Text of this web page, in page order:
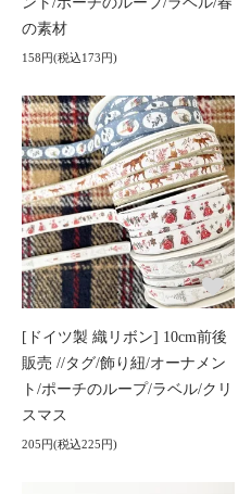
の素材
158円(税込173円)
[ドイツ製 織リボン] 10cm前後
販売 //タグ/飾り紐/オーナメン
ト/ポーチのループ/ラベル/クリ
スマス
205円(税込225円)